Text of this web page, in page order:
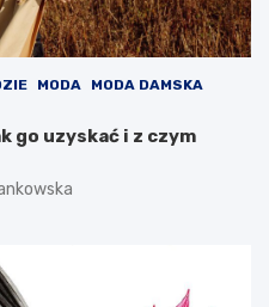
MODA
MODA DAMSKA
go uzyskać i z czym